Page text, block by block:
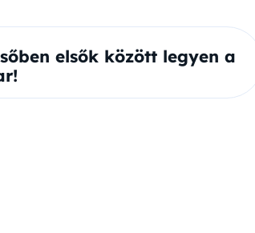
elsők között legyen a